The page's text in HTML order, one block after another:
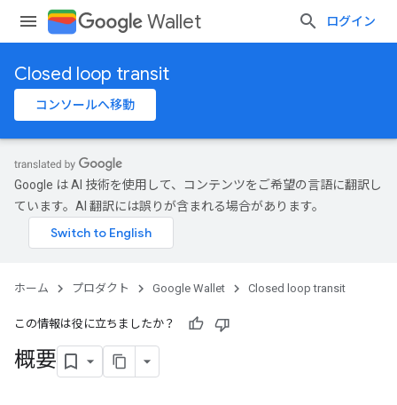
Wallet ログイン
Closed loop transit
コンソールへ移動
Google は AI 技術を使用して、コンテンツをご希望の言語に翻訳し
ています。AI 翻訳には誤りが含まれる場合があります。
ホーム プロダクト Google Wallet Closed loop transit
この情報は役に立ちましたか？
概要